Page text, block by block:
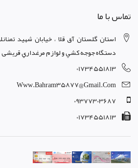
تماس با ما
دستگاه جوجه کشي و لوازم مرغداري قریشی
01734551813
Www.bahram35877@gmail.com
09377303687
01734551813